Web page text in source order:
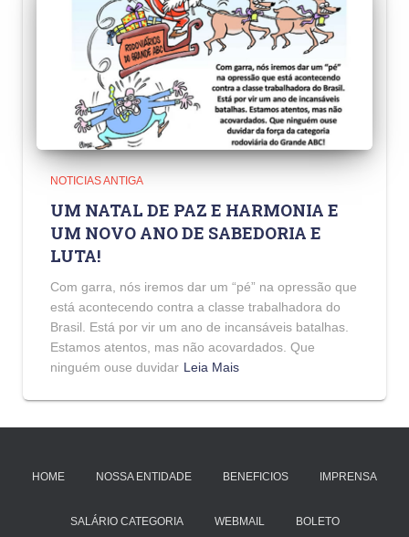
NOTICIAS ANTIGA
UM NATAL DE PAZ E HARMONIA E
UM NOVO ANO DE SABEDORIA E
LUTA!
Com garra, nós iremos dar um “pé” na opressão que
está acontecendo contra a classe trabalhadora do
Brasil. Está por vir um ano de incansáveis batalhas.
Estamos atentos, mas não acovardados. Que
ninguém ouse duvidar Leia Mais
HOME NOSSA ENTIDADE BENEFICIOS IMPRENSA
SALÁRIO CATEGORIA WEBMAIL BOLETO